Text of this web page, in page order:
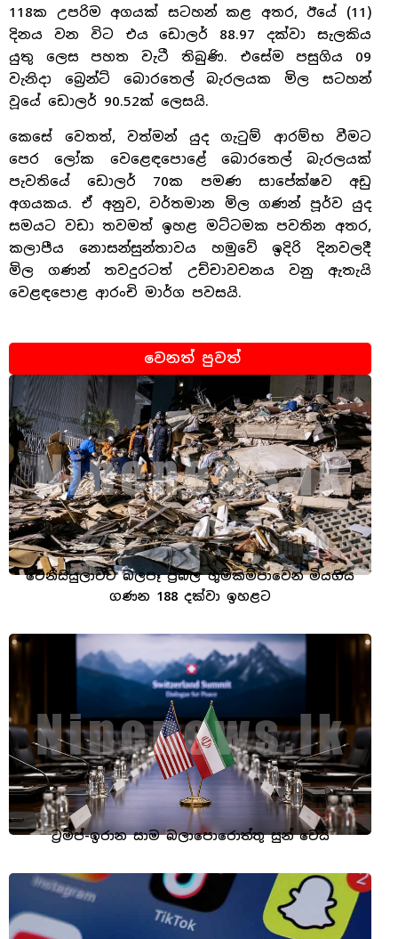
118ක උපරිම අගයක් සටහන් කළ අතර, ඊයේ (11)
දිනය වන විට එය ඩොලර් 88.97 දක්වා සැලකිය
යුතු ලෙස පහත වැටී තිබුණි. එසේම පසුගිය 09
වැනිදා බ්‍රෙන්ට් බොරතෙල් බැරලයක මිල සටහන්
වූයේ ඩොලර් 90.52ක් ලෙසයි.
කෙසේ වෙතත්, වත්මන් යුද ගැටුම් ආරම්භ වීමට
පෙර ලෝක වෙළෙඳපොළේ බොරතෙල් බැරලයක්
පැවතියේ ඩොලර් 70ක පමණ සාපේක්ෂව අඩු
අගයකය. ඒ අනුව, වර්තමාන මිල ගණන් පූර්ව යුද
සමයට වඩා තවමත් ඉහළ මට්ටමක පවතින අතර,
කලාපීය නොසන්සුන්තාවය හමුවේ ඉදිරි දිනවලදී
මිල ගණන් තවදුරටත් උච්චාවචනය වනු ඇතැයි
වෙළඳපොළ ආරංචි මාර්ග පවසයි.
වෙනත් පුවත්
වෙනිසියුලාවට බලපෑ ප්‍රබල භූමිකම්පාවෙන් මියගිය
ගණන 188 දක්වා ඉහළට
ට්‍රම්ප්-ඉරාන සාම බලාපොරොත්තු සුන් වෙයි